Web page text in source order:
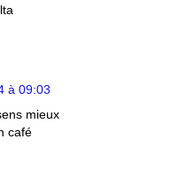
à 09:03
mieux
café